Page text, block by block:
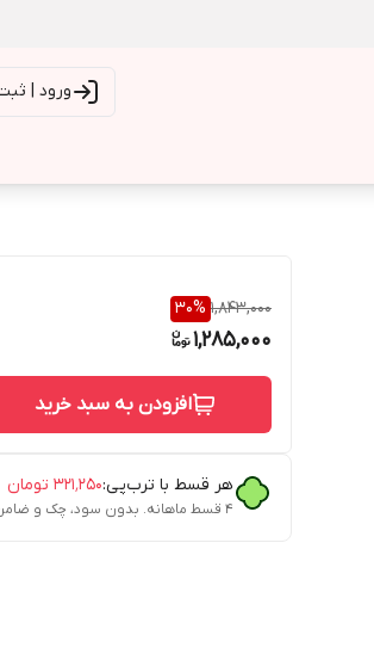
ورود |
1,843,000
30%
1,285,000
افزودن به سبد خرید
هر قسط با ترب‌پی:۳۲۱٬۲۵۰ تومان
۴ قسط ماهانه. بدون سود، چک و ضامن.